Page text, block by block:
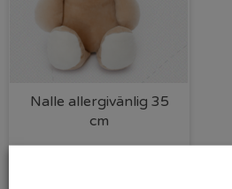
Nalle allergivänlig 35
cm